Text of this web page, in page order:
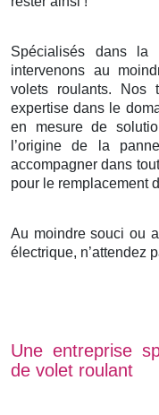
Spécialisés dans la
intervenons au
volets roulants. Nos
expertise dans le
en mesure de
l’origine de la
accompagner dans
pour le remplacement
Au moindre souci ou
électrique, n’attendez
Une entreprise
de volet roulant